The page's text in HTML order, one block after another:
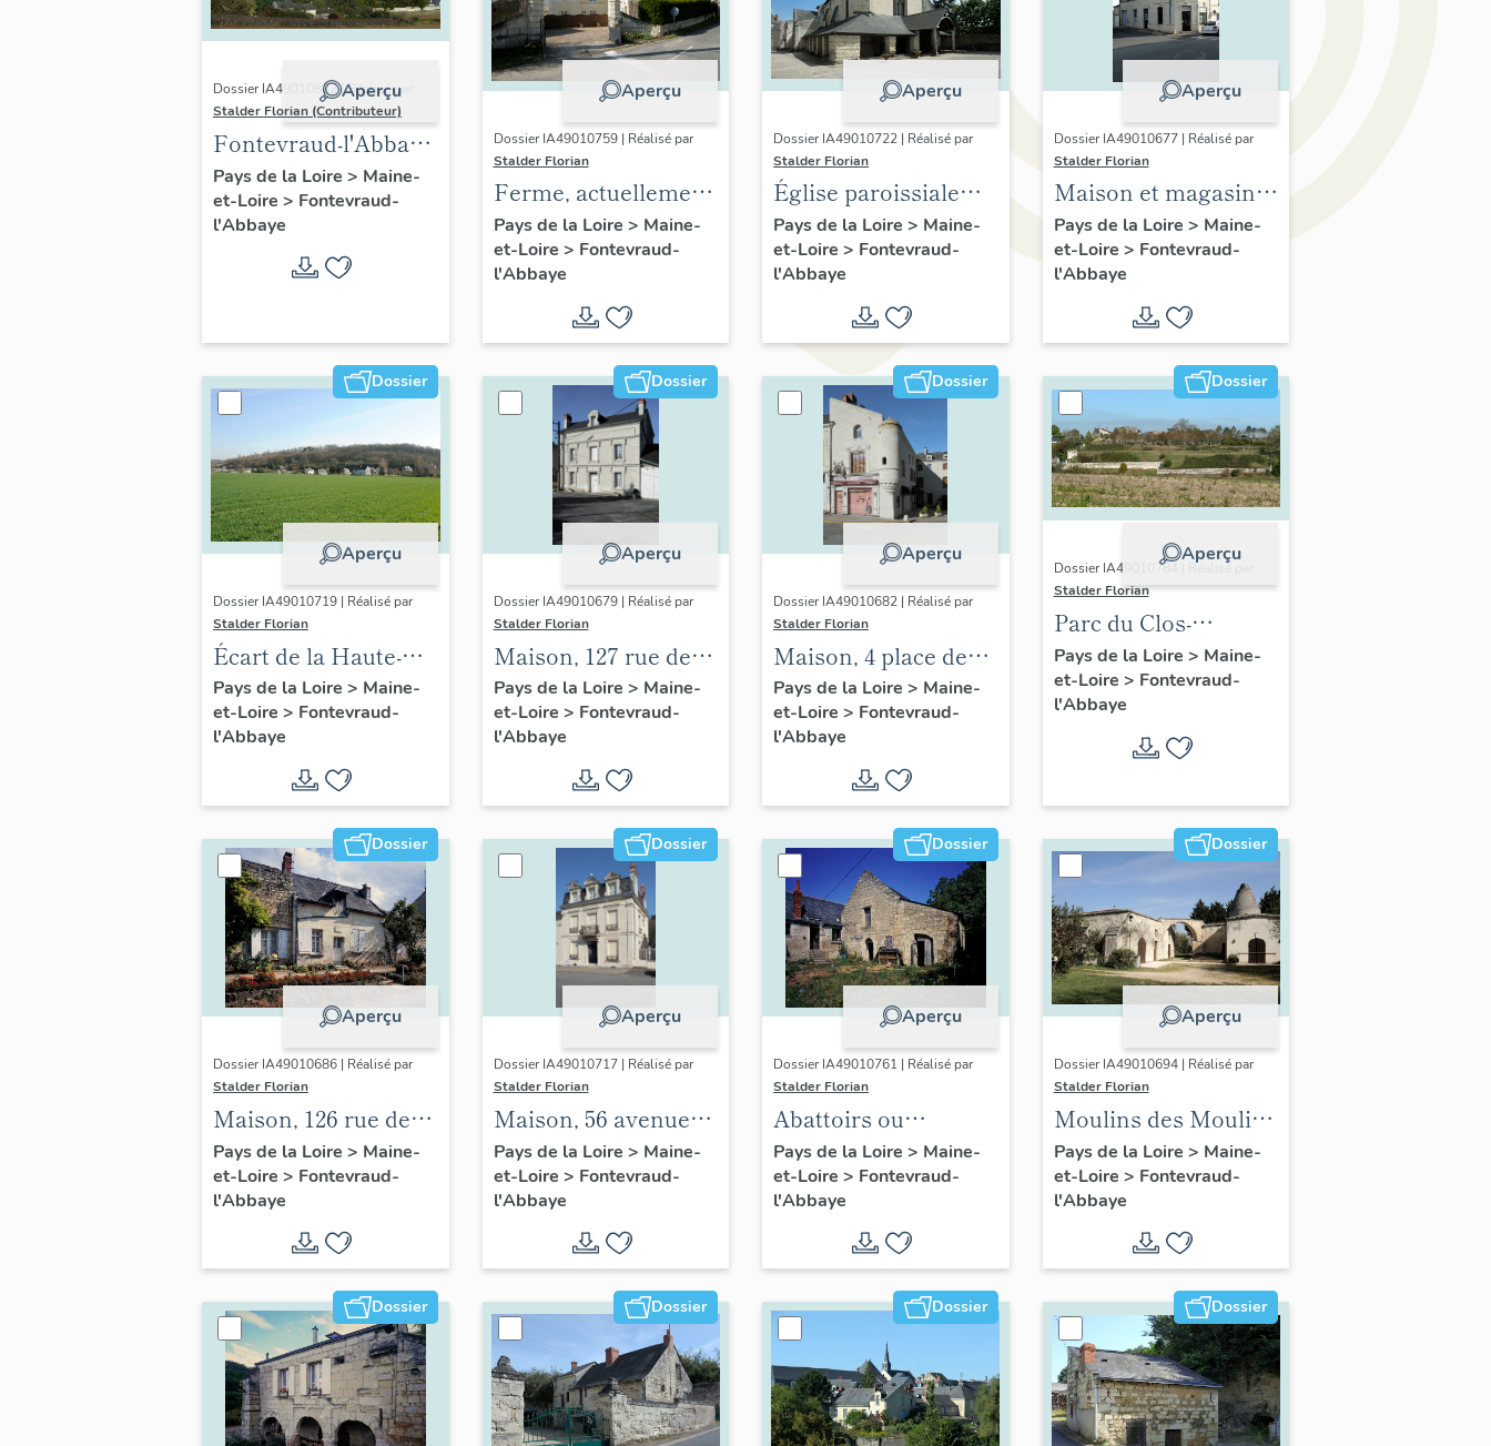
Aperçu
Dossier IA49010822 | Réalisé par
Stalder Florian (Contributeur)
Fontevraud-l'Abbaye
: présentation de la
commune
Pays de la Loire > Maine-
et-Loire > Fontevraud-
l'Abbaye
Aperçu
Dossier IA49010759 | Réalisé par
Stalder Florian
Ferme, actuellement
maisons, 1 rue des
Coteaux, 30 rue de la
Socraie, Fontevraud-
l'Abbaye
Pays de la Loire > Maine-
et-Loire > Fontevraud-
l'Abbaye
Aperçu
Dossier IA49010722 | Réalisé par
Stalder Florian
Église paroissiale
Saint-Michel,
Fontevraud-l'Abbaye
Pays de la Loire > Maine-
et-Loire > Fontevraud-
l'Abbaye
Aperçu
Dossier IA49010677 | Réalisé par
Stalder Florian
Maison et magasin
de commerce, 52 rue
Robert-d'Arbrissel,
Fontevraud-l'Abbaye
Pays de la Loire > Maine-
et-Loire > Fontevraud-
l'Abbaye
Dossier
Aperçu
Dossier IA49010719 | Réalisé par
Stalder Florian
Écart de la Haute-
Ânerie ou de la
Haute-Rue,
Fontevraud-l'Abbaye
Pays de la Loire > Maine-
et-Loire > Fontevraud-
l'Abbaye
Dossier
Aperçu
Dossier IA49010679 | Réalisé par
Stalder Florian
Maison, 127 rue des
Perdrielles,
Fontevraud-l'Abbaye
Pays de la Loire > Maine-
et-Loire > Fontevraud-
l'Abbaye
Dossier
Aperçu
Dossier IA49010682 | Réalisé par
Stalder Florian
Maison, 4 place des
Plantagenêts,
Fontevraud-l'Abbaye
Pays de la Loire > Maine-
et-Loire > Fontevraud-
l'Abbaye
Dossier
Aperçu
Dossier IA49010784 | Réalisé par
Stalder Florian
Parc du Clos-
Bourbon,
Fontevraud-l'Abbaye
Pays de la Loire > Maine-
et-Loire > Fontevraud-
l'Abbaye
Dossier
Aperçu
Dossier IA49010686 | Réalisé par
Stalder Florian
Maison, 126 rue des
Perdrielles,
Fontevraud-l'Abbaye
Pays de la Loire > Maine-
et-Loire > Fontevraud-
l'Abbaye
Dossier
Aperçu
Dossier IA49010717 | Réalisé par
Stalder Florian
Maison, 56 avenue
Rochechouart,
Fontevraud-l'Abbaye
Pays de la Loire > Maine-
et-Loire > Fontevraud-
l'Abbaye
Dossier
Aperçu
Dossier IA49010761 | Réalisé par
Stalder Florian
Abattoirs ou
Boucherie de
l'abbaye de
Fontevraud,
actuellement
maison, 24, rue
Saint-Mainbœuf,
Fontevraud-l'Abbaye
Pays de la Loire > Maine-
et-Loire > Fontevraud-
l'Abbaye
Dossier
Aperçu
Dossier IA49010694 | Réalisé par
Stalder Florian
Moulins des Moulins
à vent, actuellement
maison, 10 chemin
des Moulins,
Fontevraud-l'Abbaye
Pays de la Loire > Maine-
et-Loire > Fontevraud-
l'Abbaye
Dossier Dossier Dossier Dossier